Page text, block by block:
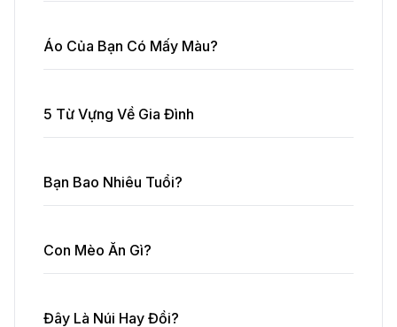
Áo Của Bạn Có Mấy Màu?
5 Từ Vựng Về Gia Đình
Bạn Bao Nhiêu Tuổi?
Con Mèo Ăn Gì?
Đây Là Núi Hay Đồi?